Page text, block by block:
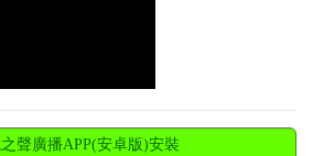
聲廣播APP(安卓版)安裝